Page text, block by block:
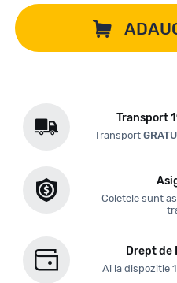
Transport
Transport
Coletele sunt
Drept
Ai la dispozitie